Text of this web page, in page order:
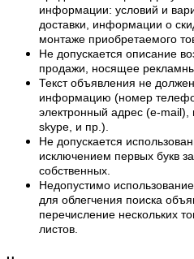
информации: условий и
доставки, информации о
монтаже приобретаемого
Не допускается описание
продажи, носящее
Текст объявления не
информацию (номер
электронный адрес (e-mail),
skype, и пр.).
Не допускается
исключением первых букв
собственных.
Недопустимо
для облегчения поиска
перечисление нескольких
листов.